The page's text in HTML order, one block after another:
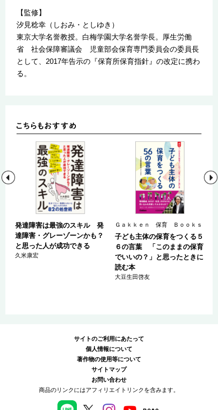
【監修】
汐見稔幸（しおみ・としゆき）
東京大学名誉教授。白梅学園大学名誉学長。厚生労働
省 社会保障審議会 児童部会保育専門委員会の委員長
として、2017年告示の『保育所保育指針』の改定に携わ
る。
発達障害は最強のスキル 発
達障害・グレーゾーンかも？
と思った人が成功できる
久米康宏
Ｇａｋｋｅｎ 保育 Ｂｏｏｋｓ
子ども主体の保育をつくる５
６の言葉 「このままの保育
でいいの？」と思ったときに
読む本
大豆生田啓友
サイトのご利用にあたって
個人情報について
著作物の使用等について
サイトマップ
お問い合わせ
商品のリンクにはアフィリエイトリンクを含みます。